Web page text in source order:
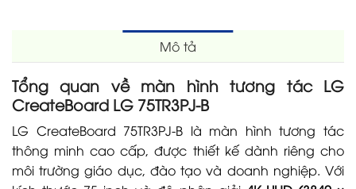
Mô tả
Tổng quan về màn hình tương tác LG
CreateBoard LG 75TR3PJ-B
LG CreateBoard 75TR3PJ-B là màn hình tương tác
thông minh cao cấp, được thiết kế dành riêng cho
môi trường giáo dục, đào tạo và doanh nghiệp. Với